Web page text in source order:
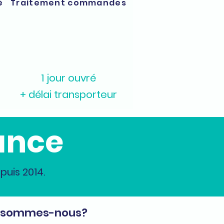
1 jour ouvré
+ délai transporteur
Traitement commandes
2014.
nous?